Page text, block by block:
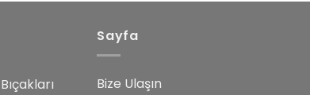
Sayfa
Bize Ulaşın